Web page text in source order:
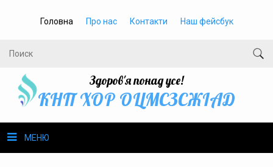
Головна Про нас Контакти Наш фейсбук
Здоров'я понад усе!
КНП ХОР ОЦМСЗСЖIАД
МЕНЮ